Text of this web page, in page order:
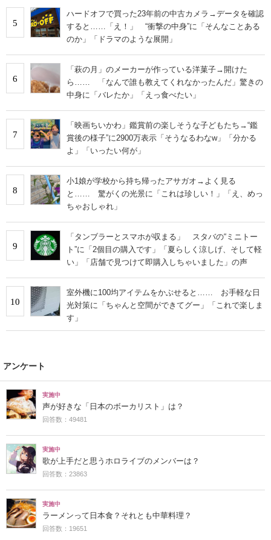
5
ハードオフで買った23年前の中古カメラ→データを確認
すると……「え！」 “衝撃の中身”に「そんなことある
のか」「ドラマのような展開」
6
「萩の月」のメーカーが作っている洋菓子→開けた
ら…… 「なんで誰も教えてくれなかったんだ」驚きの
中身に「バレたか」「えっ食べたい」
7
「映画ちいかわ」鑑賞前の楽しそうな子どもたち→“鑑
賞後の様子”に2900万表示「そうなるわなw」「分かる
よ」「いったい何が」
8
小1娘が学校から持ち帰ったアサガオ→よく見る
と…… 驚がくの光景に「これは珍しい！」「え、めっ
ちゃおしゃれ」
9
「タンブラーとスマホが収まる」 スタバの“ミニトー
ト”に「2個目の購入です」「夏らしく涼しげ、そして軽
い」「店舗で見つけて即購入しちゃいました」の声
10
室外機に100均アイテムをかぶせると…… お手軽な日
光対策に「ちゃんと空間ができてグー」「これで楽しま
す」
アンケート
実施中
声が好きな「日本のボーカリスト」は？
回答数：49481
実施中
歌が上手だと思うホロライブのメンバーは？
回答数：23863
実施中
ラーメンって日本食？それとも中華料理？
回答数：19651